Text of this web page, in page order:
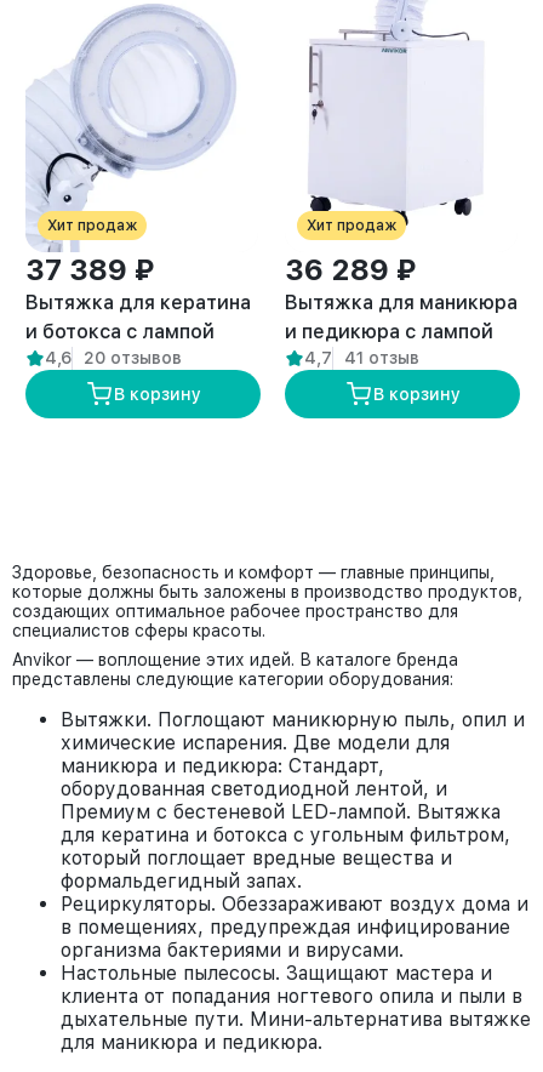
Хит продаж
37 389 ₽
Вытяжка для кератина
и ботокса с лампой
“ANVIKOR VC-AIR-5”
4,6
20 отзывов
В корзину
Хит продаж
36 289 ₽
Вытяжка для маникюра
и педикюра с лампой
премиум “ANVIKOR VC-
AIR-3”
4,7
41 отзыв
В корзину
Здоровье, безопасность и комфорт — главные принципы,
которые должны быть заложены в производство продуктов,
создающих оптимальное рабочее пространство для
специалистов сферы красоты.
Anvikor — воплощение этих идей. В каталоге бренда
представлены следующие категории оборудования:
Вытяжки. Поглощают маникюрную пыль, опил и
химические испарения. Две модели для
маникюра и педикюра: Стандарт,
оборудованная светодиодной лентой, и
Премиум с бестеневой LED-лампой. Вытяжка
для кератина и ботокса с угольным фильтром,
который поглощает вредные вещества и
формальдегидный запах.
Рециркуляторы. Обеззараживают воздух дома и
в помещениях, предупреждая инфицирование
организма бактериями и вирусами.
Настольные пылесосы. Защищают мастера и
клиента от попадания ногтевого опила и пыли в
дыхательные пути. Мини-альтернатива вытяжке
для маникюра и педикюра.